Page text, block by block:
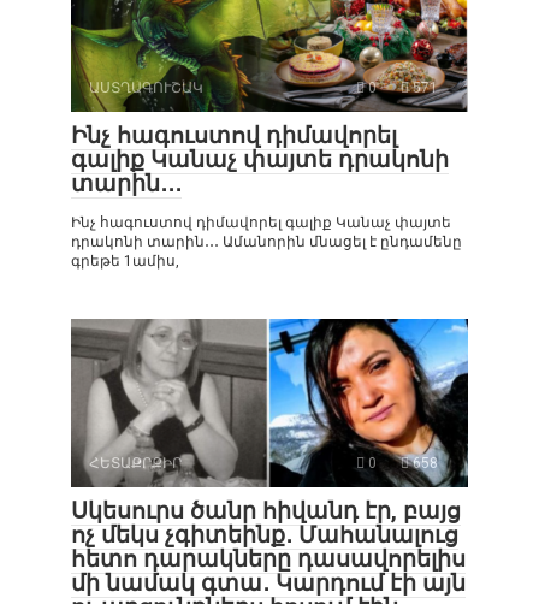
ԱՍՏՂԱԳՈՒՇԱԿ 0 571
Ինչ հագուստով դիմավորել
գալիք Կանաչ փայտե դրակոնի
տարին․․․
Ինչ հագուստով դիմավորել գալիք Կանաչ փայտե
դրակոնի տարին․․․ Ամանորին մնացել է ընդամենը
գրեթե 1ամիս,
ՀԵՏԱՔՐՔԻՐ 0 658
Սկեսուրս ծանր հիվանդ էր, բայց
ոչ մեկս չգիտեինք․ Մահանալուց
հետո դարակները դասավորելիս
մի նամակ գտա․ Կարդում էի այն